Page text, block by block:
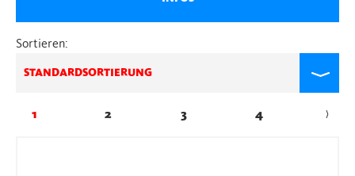
Sortieren:
STANDARDSORTIERUNG
1 2 3 4 →